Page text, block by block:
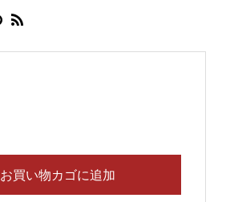
お買い物カゴに追加